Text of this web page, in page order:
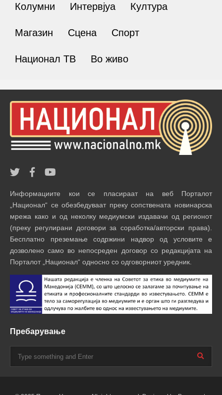
Колумни Интервјуа Култура
Магазин Сцена Спорт
Национал ТВ Во живо
Информациите кои се пласираат на веб Порталот
„Национал“ се обезбедуваат преку сопствената новинарска
мрежа како и од неколку медиумски издавачи од регионот
(преку регулирани договори за соработка/авторски права).
Бесплатно преземање содржини надвор од условите е
дозволено само во непосреден договор со редакцијата на
Порталот „Национал“ односно со одговорниот уредник.
Пребарување